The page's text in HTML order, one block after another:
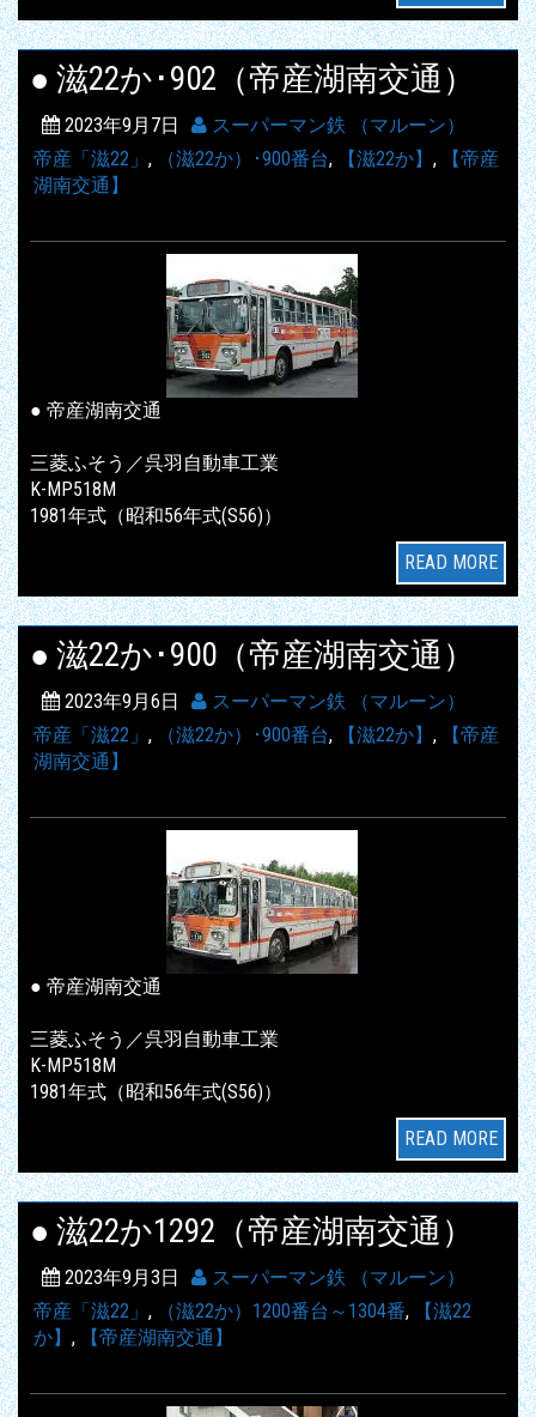
● 滋22か･902（帝産湖南交通）
2023年9月7日
スーパーマン鉄 （マルーン）
帝産「滋22」 , （滋22か）･900番台, 【滋22か】 ,
【帝産
湖南交通】
● 帝産湖南交通
三菱ふそう／呉羽自動車工業
K-MP518M
1981年式（昭和56年式(S56)）
READ MORE
● 滋22か･900（帝産湖南交通）
2023年9月6日
スーパーマン鉄 （マルーン）
帝産「滋22」 , （滋22か）･900番台, 【滋22か】 ,
【帝産
湖南交通】
● 帝産湖南交通
三菱ふそう／呉羽自動車工業
K-MP518M
1981年式（昭和56年式(S56)）
READ MORE
● 滋22か1292（帝産湖南交通）
2023年9月3日
スーパーマン鉄 （マルーン）
帝産「滋22」 , （滋22か）1200番台～1304番,
【滋22
か】 , 【帝産湖南交通】